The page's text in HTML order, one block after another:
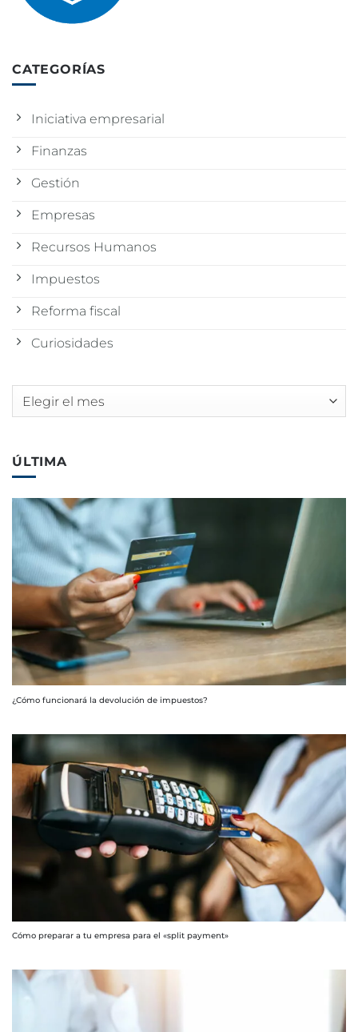
CATEGORÍAS
Iniciativa empresarial
Finanzas
Gestión
Empresas
Recursos Humanos
Impuestos
Reforma fiscal
Curiosidades
Archivos
ÚLTIMA
¿Cómo funcionará la devolución de impuestos?
Cómo preparar a tu empresa para el «split payment»